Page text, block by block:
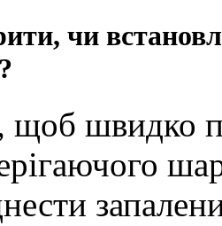
чи
щоб швидко